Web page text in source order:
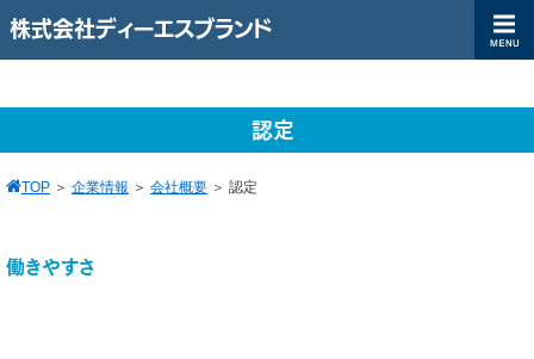
株式会社ディーエスブランド
認定
TOP ＞ 企業情報 ＞ 会社概要 ＞ 認定
働きやすさ